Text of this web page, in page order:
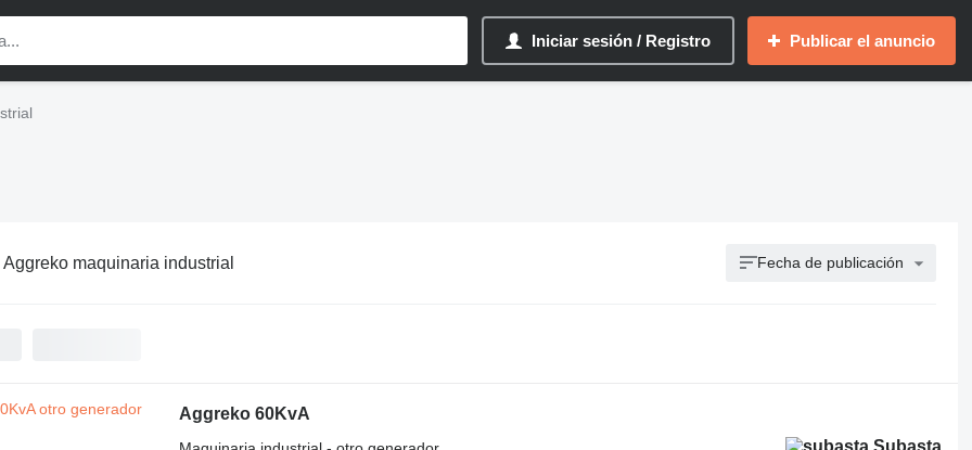
Iniciar sesión / Registro Publicar el anuncio
Aggreko maquinaria industrial Fecha de publicación
Aggreko 60KvA
Subasta